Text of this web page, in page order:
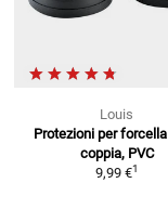
Louis
Protezioni per forcella
coppia, PVC
9,99 €1